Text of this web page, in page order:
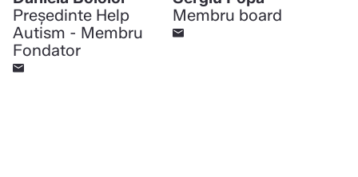
Preşedinte Help
Autism - Membru
Fondator
Membru board